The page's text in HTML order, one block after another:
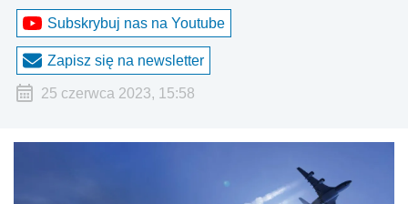
Subskrybuj nas na Youtube
Zapisz się na newsletter
25 czerwca 2023, 15:58